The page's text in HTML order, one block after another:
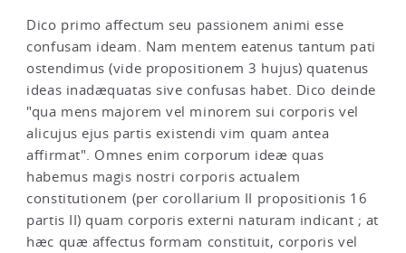
Dico primo affectum seu passionem animi esse
confusam ideam. Nam mentem eatenus tantum pati
ostendimus (vide propositionem 3 hujus) quatenus
ideas inadæquatas sive confusas habet. Dico deinde
"qua mens majorem vel minorem sui corporis vel
alicujus ejus partis existendi vim quam antea
affirmat". Omnes enim corporum ideæ quas
habemus magis nostri corporis actualem
constitutionem (per corollarium II propositionis 16
partis II) quam corporis externi naturam indicant ; at
hæc quæ affectus formam constituit, corporis vel